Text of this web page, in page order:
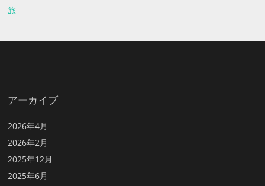
旅
アーカイブ
2026年4月
2026年2月
2025年12月
2025年6月